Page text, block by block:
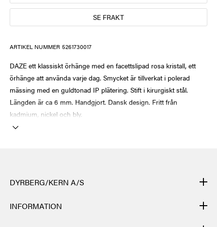
SE FRAKT
ARTIKEL NUMMER 5261730017
DAZE ett klassiskt örhänge med en facettslipad rosa kristall, ett
örhänge att använda varje dag. Smycket är tillverkat i polerad
mässing med en guldtonad IP plätering. Stift i kirurgiskt stål.
Längden är ca 6 mm. Handgjort. Dansk design. Fritt från
kadmium, nickel och bly.
DYRBERG/KERN A/S
DYRBERG/KERNs produkter är handgjorda och genomgår många
olika moment: från gjutning, polering och plätering av
grundstommen i metall till flätning av lädret för hand, till skärning,
INFORMATION